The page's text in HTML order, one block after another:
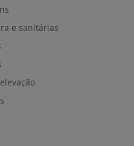
e sanitárias